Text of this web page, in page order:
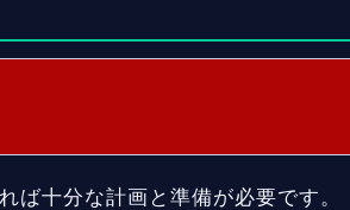
ば十分な計画と準備が必要です。